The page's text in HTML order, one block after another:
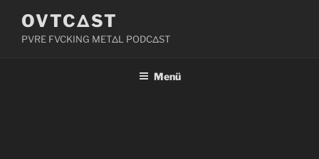
Inhalt
springen
OVTCΔST
PVRE FVCKING METΔL PODCΔST
Menü